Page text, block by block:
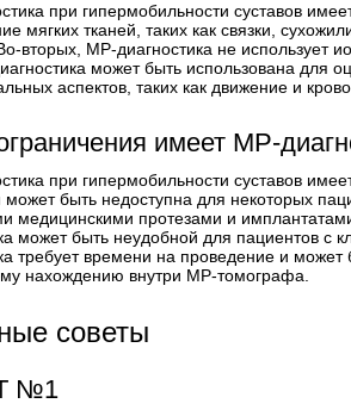
при гипермобильности суставов
мягких тканей, таких как связки,
вторых, МР-диагностика не использует
может быть использована для
аспектов, таких как движение и
имеет МР-
при гипермобильности суставов
быть недоступна для некоторых
медицинскими протезами и
может быть неудобной для пациентов
требует времени на проведение и
нахождению внутри МР-томографа.
советы
№1